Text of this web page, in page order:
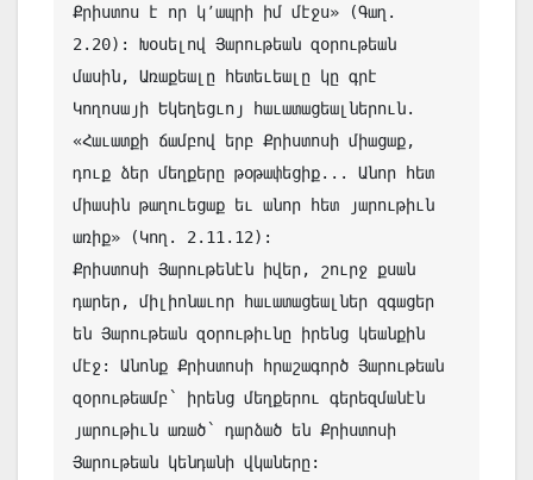
Քրիստոս է որ կ՚ապրի իմ մէջս» (Գաղ.
2.20): Խօսելով Յարութեան զօրութեան
մասին, Առաքեալը հետեւեալը կը գրէ
Կողոսայի Եկեղեցւոյ հաւատացեալներուն.
«Հաւատքի ճամբով երբ Քրիստոսի միացաք,
դուք ձեր մեղքերը թօթափեցիք... Անոր հետ
միասին թաղուեցաք եւ անոր հետ յարութիւն
առիք» (Կող. 2.11.12):
Քրիստոսի Յարութենէն իվեր, շուրջ քսան
դարեր, միլիոնաւոր հաւատացեալներ զգացեր
են Յարութեան զօրութիւնը իրենց կեանքին
մէջ: Անոնք Քրիստոսի հրաշագործ Յարութեան
զօրութեամբ՝ իրենց մեղքերու գերեզմանէն
յարութիւն առած՝ դարձած են Քրիստոսի
Յարութեան կենդանի վկաները: